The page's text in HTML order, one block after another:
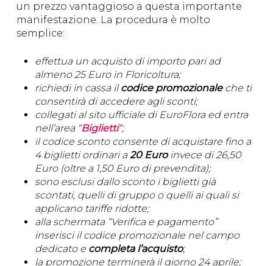
un prezzo vantaggioso a questa importante
manifestazione. La procedura è molto
semplice:
effettua un acquisto di importo pari ad
almeno 25 Euro in Floricoltura;
richiedi in cassa ilcodice promozionaleche ti
consentirà di accedere agli sconti;
collegati al sito ufficiale di EuroFlora ed entra
nell’area “Biglietti“;
il codice sconto consente di acquistare fino a
4 biglietti ordinari a20 Euroinvece di 26,50
Euro (oltre a 1,50 Euro di prevendita);
sono esclusi dallo sconto i biglietti già
scontati, quelli di gruppo o quelli ai quali si
applicano tariffe ridotte;
alla schermata “Verifica e pagamento”
inserisci il codice promozionale nel campo
dedicato e completa l’acquisto;
la promozione terminerà il giorno 24 aprile;